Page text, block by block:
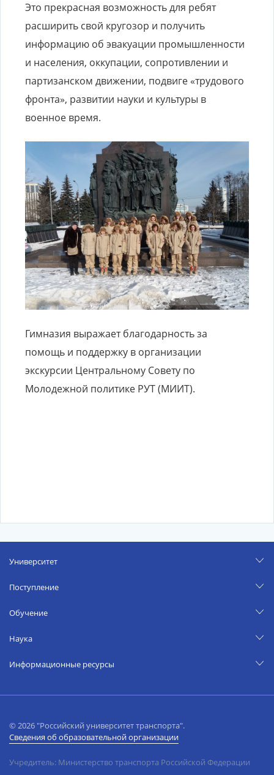
Это прекрасная возможность для ребят
расширить свой кругозор и получить
информацию об эвакуации промышленности
и населения, оккупации, сопротивлении и
партизанском движении, подвиге «трудового
фронта», развитии науки и культуры в
военное время.
Гимназия выражает благодарность за
помощь и поддержку в организации
экскурсии Центральному Совету по
Молодежной политике РУТ (МИИТ).
Университет
Поступление
Обучение
Наука
Информационные ресурсы
© 2026 "Российский университет транспорта".
Сведения об образовательной организации
Учредитель: Министерство транспорта Российской Федерации